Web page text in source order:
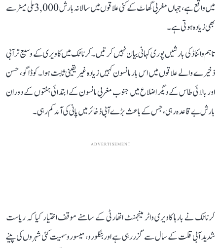
میں واقع ہے، جہاں مغربی گھاٹ کے کئی علاقوں میں سالانہ بارش 3,000 ملی میٹر سے
بھی زیادہ ہوتی ہے۔
تاہم وائناڈ کی بارشیں پوری کہانی بیان نہیں کرتیں۔ کرناٹک میں کاویری کے وسیع تر آبی
ذخیرے والے علاقوں میں اس بار مانسون کہیں زیادہ غیر یقینی ثابت ہوا۔ کوڈاگو، حسن
اور بالائی طاس کے دیگر اضلاع میں جنوب مغربی مانسون کے ابتدائی ہفتوں کے دوران
بارش بے قاعدہ رہی، جس کے باعث بڑے آبی ذخائر میں پانی کی آمد کم رہی۔
ADVERTISEMENT
کرناٹک نے بارہا کاویری واٹر مینجمنٹ اتھارٹی کے سامنے موقف اختیار کیا کہ ریاست
شدید آبی قلت کے سال سے گزر رہی ہے اور بنگلورو، میسورو سمیت کئی شہروں کی پینے